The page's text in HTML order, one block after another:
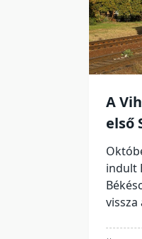
A
első
indult
vissza